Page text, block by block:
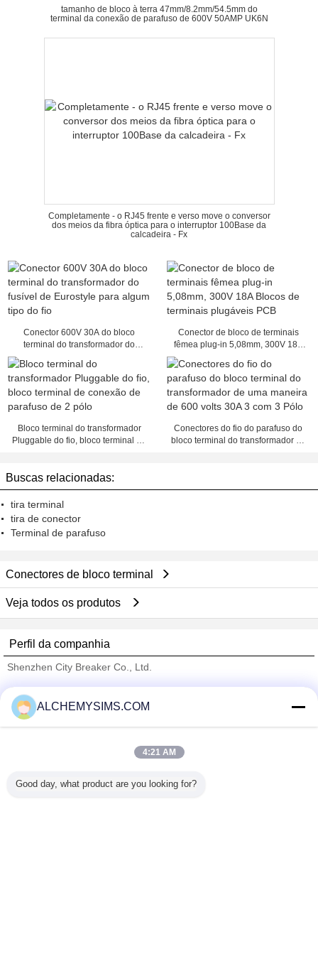
tamanho de bloco à terra 47mm/8.2mm/54.5mm do
terminal da conexão de parafuso de 600V 50AMP UK6N
Completamente - o RJ45 frente e verso move o conversor
dos meios da fibra óptica para o interruptor 100Base da
calcadeira - Fx
Conector 600V 30A do bloco
terminal do transformador do
tipo do fio
Conector de bloco de terminais
fêmea plug-in 5,08mm, 300V 18A
Blocos de terminais plugáveis ​​PCB
Bloco terminal do transformador
Pluggable do fio, bloco terminal de
Conectores do fio do parafuso do
bloco terminal do transformador de
Buscas relacionadas:
tira terminal
tira de conector
Terminal de parafuso
Conectores de bloco terminal
Veja todos os produtos
Perfil da companhia
Shenzhen City Breaker Co., Ltd.
Trust Seal
Verified Suplier
Todos os Produtos
ALCHEMYSIMS.COM
4:21 AM
Good day, what product are you looking for?